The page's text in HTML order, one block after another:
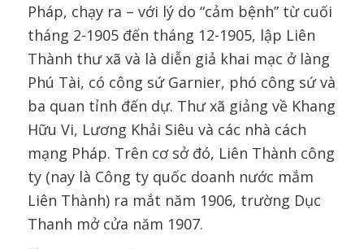
Pháp, chạy ra – với lý do “cảm bệnh” từ cuối
tháng 2-1905 đến tháng 12-1905, lập Liên
Thành thư xã và là diễn giả khai mạc ở làng
Phú Tài, có công sứ Garnier, phó công sứ và
ba quan tỉnh đến dự. Thư xã giảng về Khang
Hữu Vi, Lương Khải Siêu và các nhà cách
mạng Pháp. Trên cơ sở đó, Liên Thành công
ty (nay là Công ty quốc doanh nước mắm
Liên Thành) ra mắt năm 1906, trường Dục
Thanh mở cửa năm 1907.